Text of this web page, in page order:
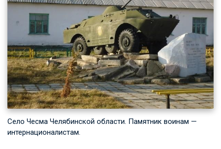
Село Чесма Челябинской области. Памятник воинам —
интернационалистам.